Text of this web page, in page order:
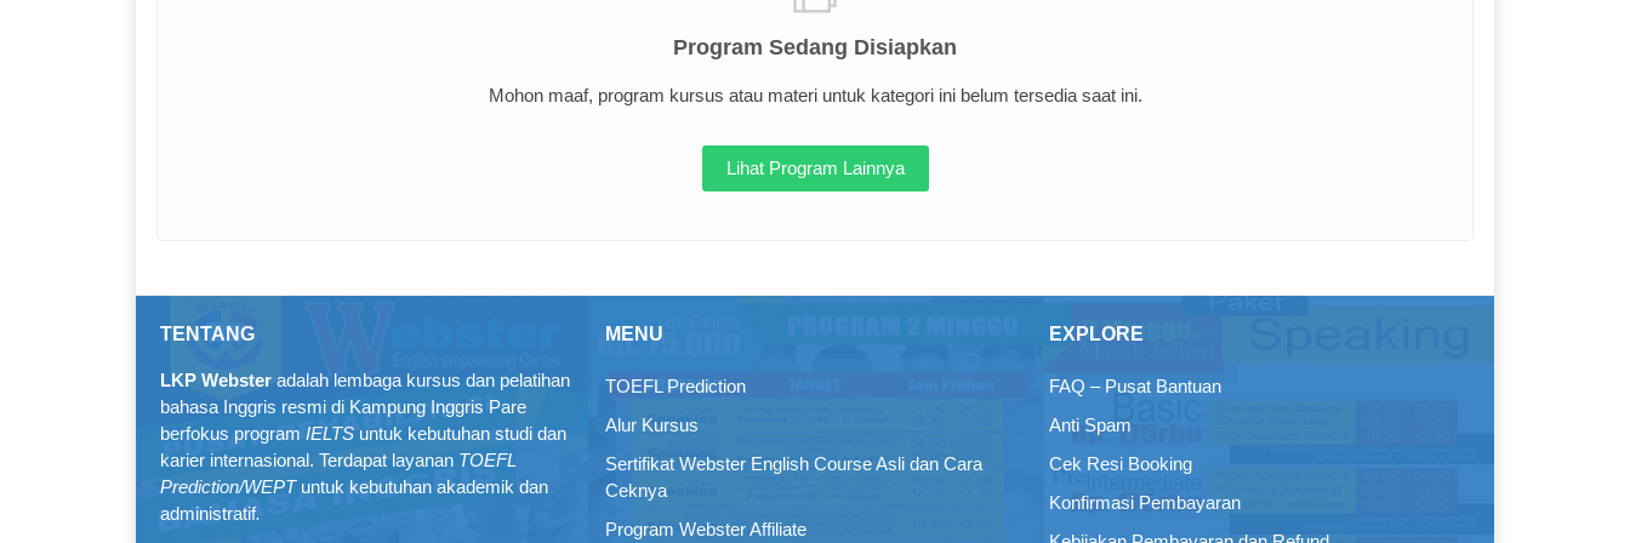
Program Sedang Disiapkan
Mohon maaf, program kursus atau materi untuk kategori ini belum tersedia saat ini.
Lihat Program Lainnya
TENTANG
LKP Webster adalah lembaga kursus dan pelatihan
bahasa Inggris resmi di Kampung Inggris Pare
berfokus program IELTS untuk kebutuhan studi dan
karier internasional. Terdapat layanan TOEFL
Prediction/WEPTuntuk kebutuhan akademik dan
administratif.
MENU
TOEFL Prediction
Alur Kursus
Sertifikat Webster English Course Asli dan Cara
Ceknya
Program Webster Affiliate
EXPLORE
FAQ – Pusat Bantuan
Anti Spam
Cek Resi Booking
Konfirmasi Pembayaran